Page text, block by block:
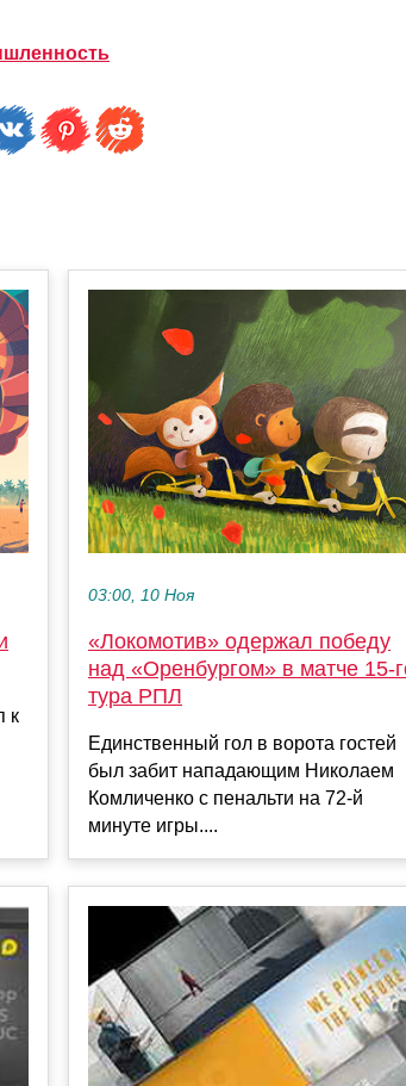
к
03:00, 10 Ноя
«Локомотив» одержал победу
над «Оренбургом» в матче 15-
тура РПЛ
Единственный гол в ворота гостей
был забит нападающим Николаем
Комличенко с пенальти на 72-й
минуте игры....